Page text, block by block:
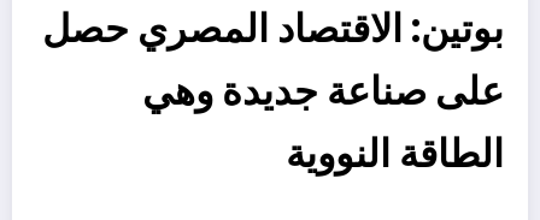
بوتين: الاقتصاد المصري حصل
على صناعة جديدة وهي
الطاقة النووية